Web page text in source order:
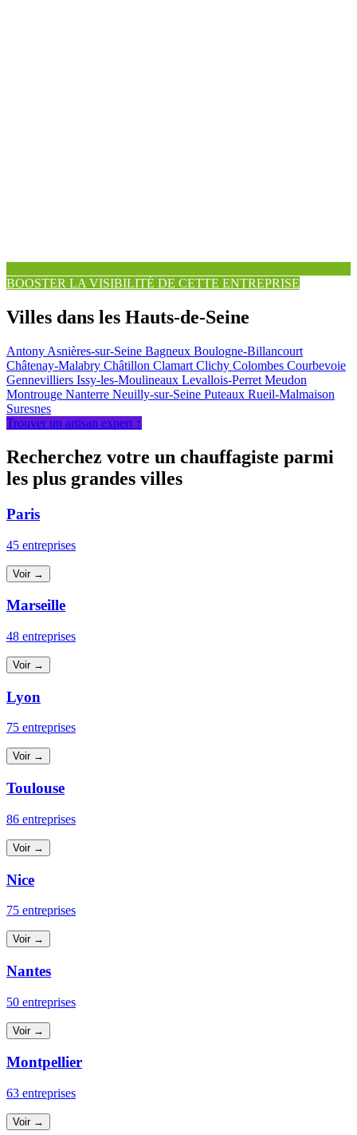
BOOSTER LA VISIBILITÉ DE CETTE ENTREPRISE
Villes dans les Hauts-de-Seine
Antony Asnières-sur-Seine Bagneux Boulogne-Billancourt
Châtenay-Malabry Châtillon Clamart Clichy Colombes Courbevoie
Gennevilliers Issy-les-Moulineaux Levallois-Perret Meudon
Montrouge Nanterre Neuilly-sur-Seine Puteaux Rueil-Malmaison
Suresnes
Trouver un artisan expert ↑
Recherchez votre un chauffagiste parmi
les plus grandes villes
Paris
45 entreprises
Voir →
Marseille
48 entreprises
Voir →
Lyon
75 entreprises
Voir →
Toulouse
86 entreprises
Voir →
Nice
75 entreprises
Voir →
Nantes
50 entreprises
Voir →
Montpellier
63 entreprises
Voir →